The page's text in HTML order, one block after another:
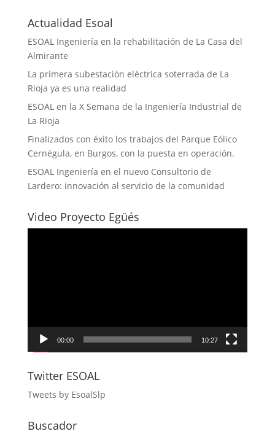
Actualidad Esoal
ESOAL Ingeniería en la rehabilitación de La Casa del
Almirante
La primera subestación eléctrica soterrada de La
Rioja ya es una realidad
ESOAL en la X Semana de la Ingeniería Industrial de
La Rioja
Finalizados con éxito los trabajos del Parque Eólico
Cernégula, en Burgos, con la puesta en operación.
ESOAL Ingeniería en el nuevo Consultorio de
Lardero: innovación al servicio de la comunidad
Video Proyecto Egüés
00:00 10:27
Twitter ESOAL
Tweets by EsoalSlp
Buscador